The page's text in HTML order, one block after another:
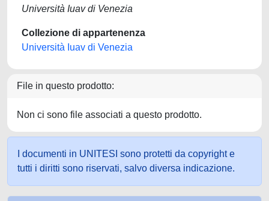
Università Iuav di Venezia
Collezione di appartenenza
Università Iuav di Venezia
File in questo prodotto:
Non ci sono file associati a questo prodotto.
I documenti in UNITESI sono protetti da copyright e
tutti i diritti sono riservati, salvo diversa indicazione.